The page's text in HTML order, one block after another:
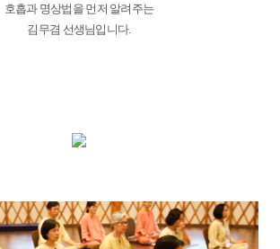
호흡과 명상법을 먼저 알려주는
김무겸 선생님입니다.